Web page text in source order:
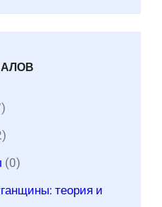
(0)
теория и